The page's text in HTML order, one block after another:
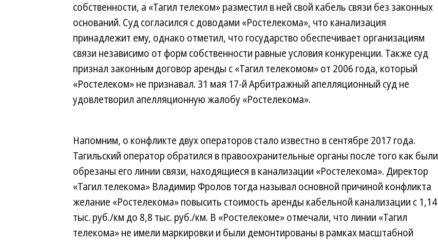
собственности, а «Тагил телеком» разместил в ней свой кабель связи без законных
оснований. Суд согласился с доводами «Ростелекома», что канализация
принадлежит ему, однако отметил, что государство обеспечивает организациям
связи независимо от форм собственности равные условия конкуренции. Также суд
признал законным договор аренды с «Тагил телекомом» от 2006 года, который
«Ростелеком» не признавал. 31 мая 17-й Арбитражный апелляционный суд не
удовлетворил апелляционную жалобу «Ростелекома».
Напомним, о конфликте двух операторов стало известно в сентябре 2017 года.
Тагильский оператор обратился в правоохранительные органы после того как были
обрезаны его линии связи, находящиеся в канализации «Ростелекома». Директор
«Тагил телекома» Владимир Фролов тогда называл основной причиной конфликта
желание «Ростелекома» повысить стоимость аренды кабельной канализации с 1,14
тыс. руб./км до 8,8 тыс. руб./км. В «Ростелекоме» отмечали, что линии «Тагил
телекома» не имели маркировки и были демонтированы в рамках масштабной